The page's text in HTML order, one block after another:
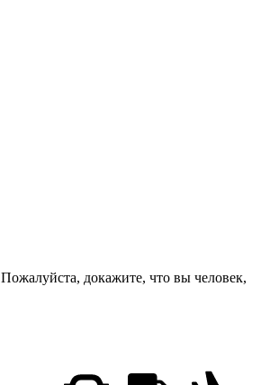
Пожалуйста, докажите, что вы человек,